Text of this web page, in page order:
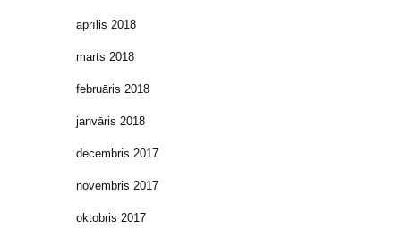
aprīlis 2018
marts 2018
februāris 2018
janvāris 2018
decembris 2017
novembris 2017
oktobris 2017